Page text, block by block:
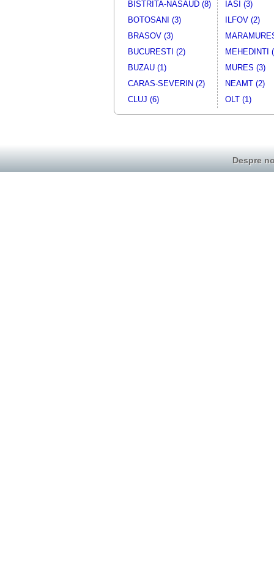
BISTRITA-NASAUD (8)
BOTOSANI (3)
BRASOV (3)
BUCURESTI (2)
BUZAU (1)
CARAS-SEVERIN (2)
CLUJ (6)
IASI (3)
ILFOV (2)
MEHEDINTI
MURES (3)
NEAMT (2)
OLT (1)
Despre